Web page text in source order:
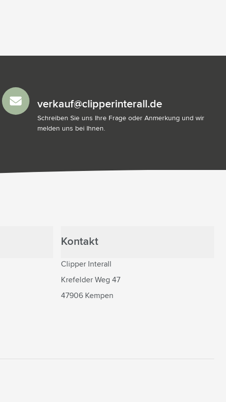
verkauf@clipperinterall.de
Schreiben Sie uns Ihre Frage oder Anmerkung und wir
melden uns bei Ihnen.
Kontakt
Clipper Interall
Krefelder Weg 47
47906 Kempen